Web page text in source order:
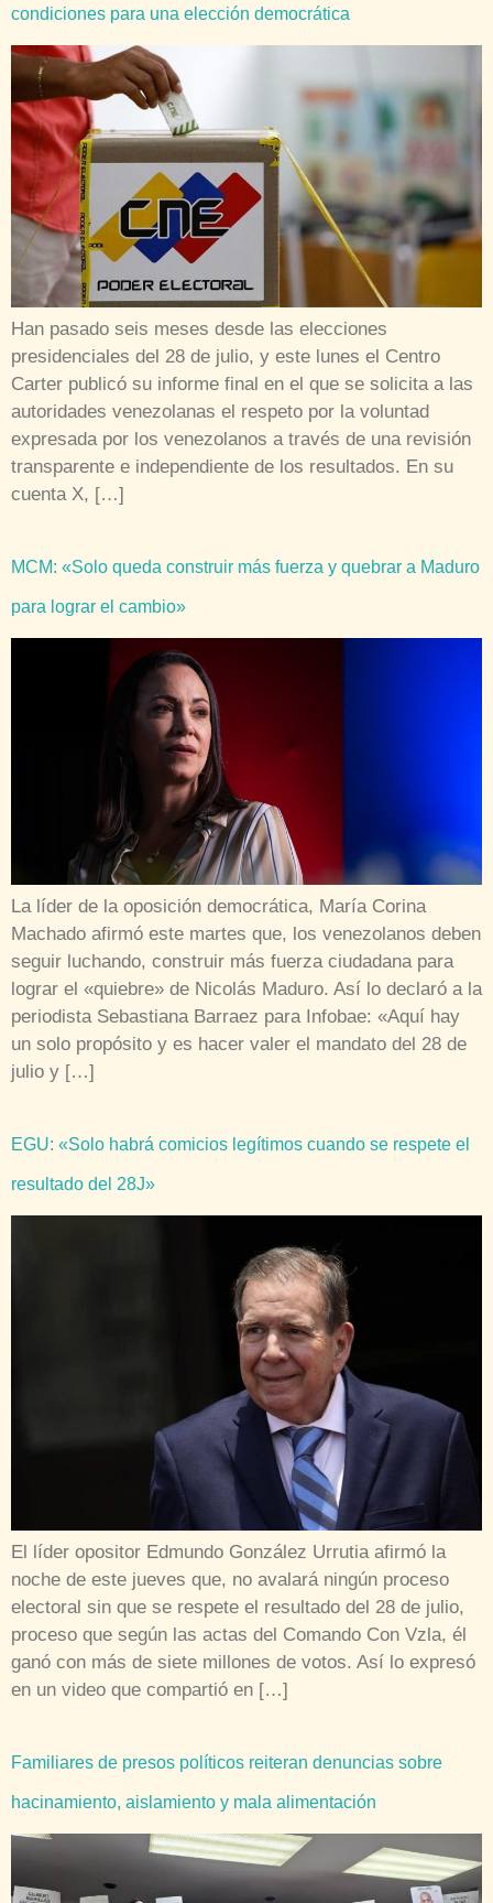
condiciones para una elección democrática
Han pasado seis meses desde las elecciones
presidenciales del 28 de julio, y este lunes el Centro
Carter publicó su informe final en el que se solicita a las
autoridades venezolanas el respeto por la voluntad
expresada por los venezolanos a través de una revisión
transparente e independiente de los resultados. En su
cuenta X, […]
MCM: «Solo queda construir más fuerza y quebrar a Maduro
para lograr el cambio»
La líder de la oposición democrática, María Corina
Machado afirmó este martes que, los venezolanos deben
seguir luchando, construir más fuerza ciudadana para
lograr el «quiebre» de Nicolás Maduro. Así lo declaró a la
periodista Sebastiana Barraez para Infobae: «Aquí hay
un solo propósito y es hacer valer el mandato del 28 de
julio y […]
EGU: «Solo habrá comicios legítimos cuando se respete el
resultado del 28J»
El líder opositor Edmundo González Urrutia afirmó la
noche de este jueves que, no avalará ningún proceso
electoral sin que se respete el resultado del 28 de julio,
proceso que según las actas del Comando Con Vzla, él
ganó con más de siete millones de votos. Así lo expresó
en un video que compartió en […]
Familiares de presos políticos reiteran denuncias sobre
hacinamiento, aislamiento y mala alimentación